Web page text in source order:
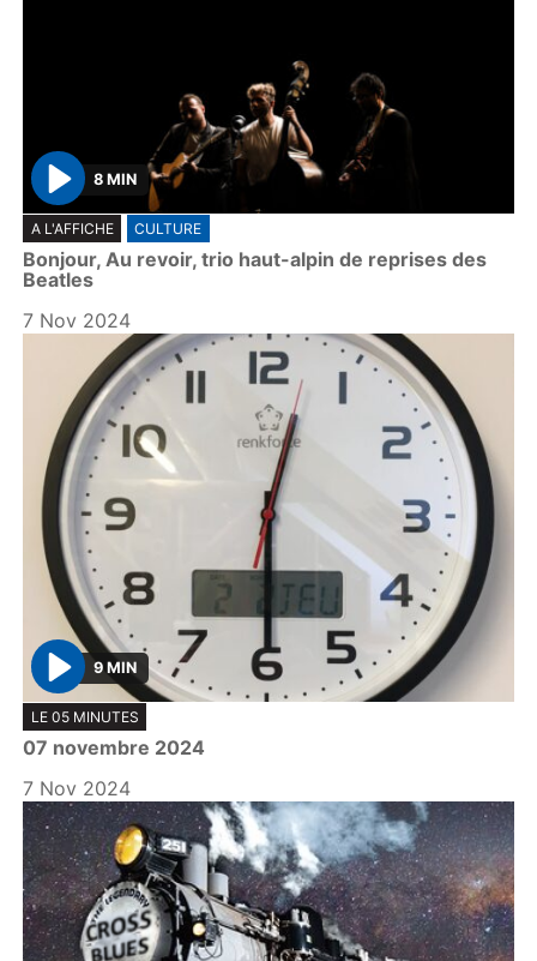
P
l
a
y
8 MIN
A L'AFFICHE CULTURE
Bonjour, Au revoir, trio haut-alpin de reprises des
Beatles
7 Nov 2024
P
l
a
y
9 MIN
LE 05 MINUTES
07 novembre 2024
7 Nov 2024